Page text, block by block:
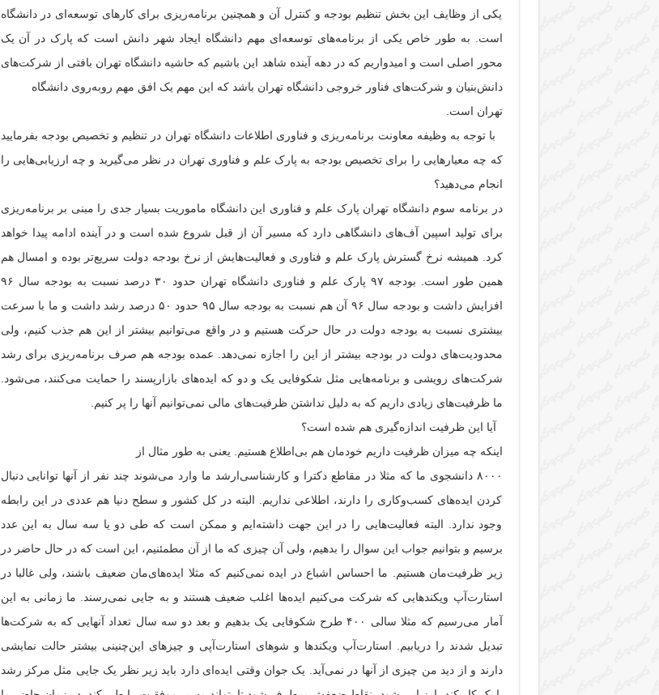
یکی از وظایف این بخش تنظیم بودجه و کنترل آن و همچنین برنامه‌ریزی برای کار‌های توسعه‌ای در دانشگاه
است. به طور خاص یکی از برنامه‌های توسعه‌ای مهم دانشگاه ایجاد شهر دانش است که پارک در آن یک
محور اصلی است و امیدواریم که در دهه آینده شاهد این باشیم که حاشیه دانشگاه تهران بافتی از شرکت‌های
دانش‌بنیان و شرکت‌های فناور خروجی دانشگاه تهران باشد که این مهم یک افق مهم روبه‌روی دانشگاه
تهران است.
با توجه به وظیفه معاونت برنامه‌ریزی و فناوری اطلاعات دانشگاه تهران در تنظیم و تخصیص بودجه بفرمایید
که چه معیار‌هایی را برای تخصیص بودجه به پارک علم و فناوری تهران در نظر می‌گیرید و چه ارزیابی‌هایی را
انجام می‌دهید؟
در برنامه سوم دانشگاه تهران پارک علم و فناوری این دانشگاه ماموریت بسیار جدی را مبنی بر برنامه‌ریزی
برای تولید اسپین آف‌های دانشگاهی دارد که مسیر آن از قبل شروع شده است و در آینده ادامه پیدا خواهد
کرد. همیشه نرخ گسترش پارک علم و فناوری و فعالیت‌هایش از نرخ بودجه دولت سریع‌تر بوده و امسال هم
همین طور است. بودجه ۹۷ پارک علم و فناوری دانشگاه تهران حدود ۳۰ درصد نسبت به بودجه سال ۹۶
افزایش داشت و بودجه سال ۹۶ آن هم نسبت به بودجه سال ۹۵ حدود ۵۰ درصد رشد داشت و ما با سرعت
بیشتری نسبت به بودجه دولت در حال حرکت هستیم و در واقع می‌توانیم بیشتر از این هم جذب کنیم، ولی
محدودیت‌های دولت در بودجه بیشتر از این را اجازه نمی‌دهد. عمده بودجه هم صرف برنامه‌ریزی برای رشد
شرکت‌های رویشی و برنامه‌هایی مثل شکوفایی یک و دو که ایده‌های بازارپسند را حمایت می‌کنند، می‌شود.
ما ظرفیت‌های زیادی داریم که به دلیل نداشتن ظرفیت‌های مالی نمی‌توانیم آنها را پر کنیم.
آیا این ظرفیت اندازه‌گیری هم شده است؟
اینکه چه میزان ظرفیت داریم خودمان هم بی‌اطلاع هستیم. یعنی به طور مثال از
۸۰۰۰ دانشجوی ما که مثلا در مقاطع دکترا و کارشناسی‌ارشد ما وارد می‌شوند چند نفر از آنها توانایی دنبال
کردن ایده‌های کسب‌وکاری را دارند، اطلاعی نداریم. البته در کل کشور و سطح دنیا هم عددی در این رابطه
وجود ندارد. البته فعالیت‌هایی را در این جهت داشته‌ایم و ممکن است که طی دو یا سه سال به این عدد
برسیم و بتوانیم جواب این سوال را بدهیم، ولی آن چیزی که ما از آن مطمئنیم، این است که در حال حاضر در
زیر ظرفیت‌مان هستیم. ما احساس اشباع در ایده نمی‌کنیم که مثلا ایده‌های‌مان ضعیف باشند، ولی غالبا در
استارت‌آپ ویکند‌هایی که شرکت می‌کنیم ایده‌ها اغلب ضعیف هستند و به جایی نمی‌رسند. ما زمانی به این
آمار می‌رسیم که مثلا سالی ۴۰۰ طرح شکوفایی یک بدهیم و بعد دو سه سال تعداد آنهایی که به شرکت‌ها
تبدیل شدند را دریابیم. استارت‌آپ ویکند‌ها و شو‌های استارت‌آپی و چیز‌های این‌چنینی بیشتر حالت نمایشی
دارند و از دید من چیزی از آنها در نمی‌آید. یک جوان وقتی ایده‌ای دارد باید زیر نظر یک جایی مثل مرکز رشد